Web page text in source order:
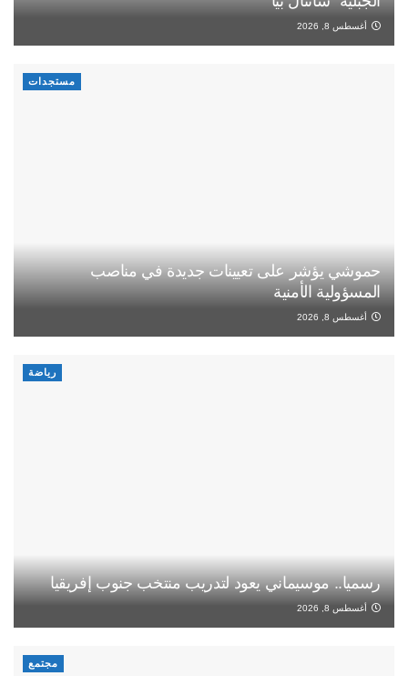
أغسطس 8, 2026
مستجدات
حموشي يؤشر على تعيينات جديدة في مناصب
المسؤولية الأمنية
أغسطس 8, 2026
رياضة
رسميا.. موسيماني يعود لتدريب منتخب جنوب إفريقيا
أغسطس 8, 2026
مجتمع